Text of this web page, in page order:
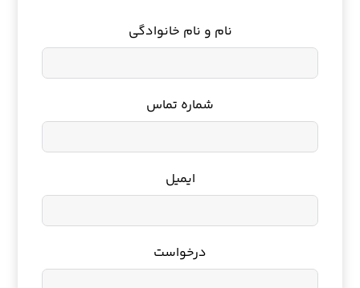
نام و نام خانوادگی
شماره تماس
ایمیل
درخواست